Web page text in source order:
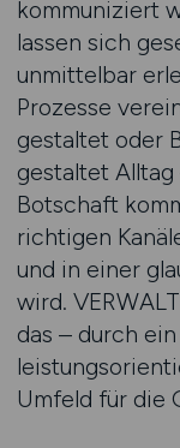
kommuniziert
lassen sich
unmittelbar
Prozesse
gestaltet oder
gestaltet
Botschaft
richtigen
und in einer
wird.
das – durch
Umfeld für die